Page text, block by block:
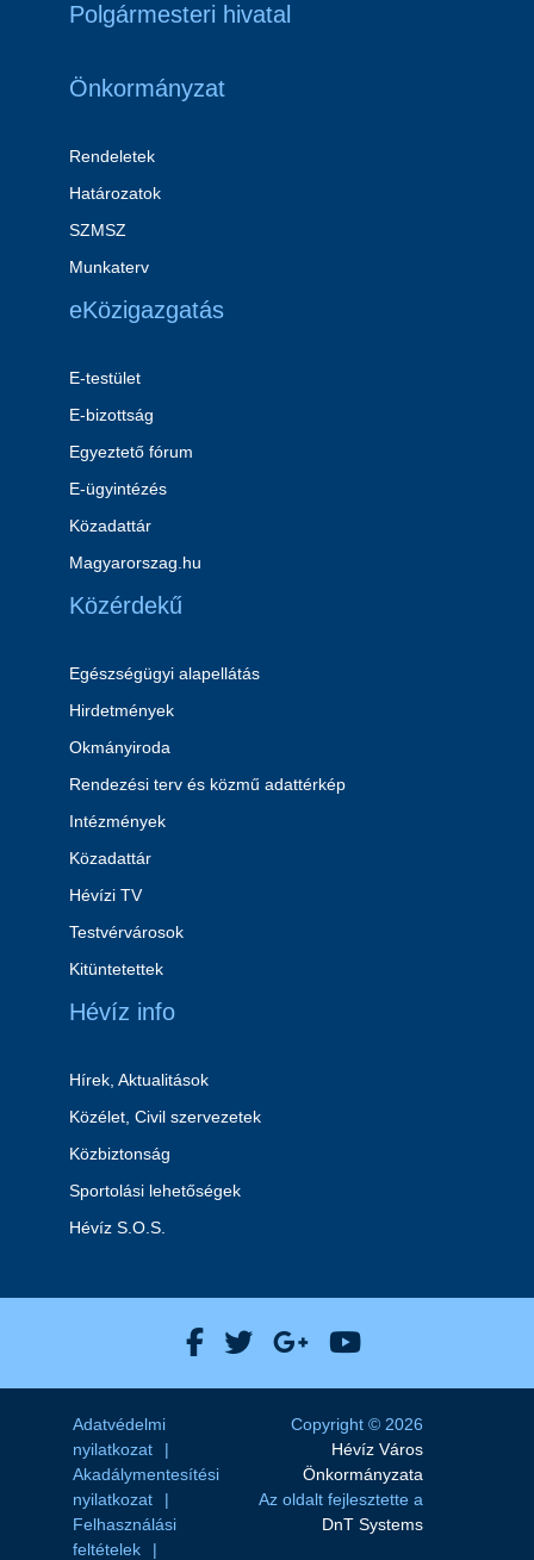
Polgármesteri hivatal
Önkormányzat
Rendeletek
Határozatok
SZMSZ
Munkaterv
eKözigazgatás
E-testület
E-bizottság
Egyeztető fórum
E-ügyintézés
Közadattár
Magyarorszag.hu
Közérdekű
Egészségügyi alapellátás
Hirdetmények
Okmányiroda
Rendezési terv és közmű adattérkép
Intézmények
Közadattár
Hévízi TV
Testvérvárosok
Kitüntetettek
Hévíz info
Hírek, Aktualitások
Közélet, Civil szervezetek
Közbiztonság
Sportolási lehetőségek
Hévíz S.O.S.
Hévíz Város Facebook
Hévíz Város X
Hévíz Város
Hévíz Város
Adatvédelmi
nyilatkozat
Akadálymentesítési
nyilatkozat
Felhasználási
feltételek
Copyright © 2026
Hévíz Város
Önkormányzata
Az oldalt fejlesztette a
DnT Systems